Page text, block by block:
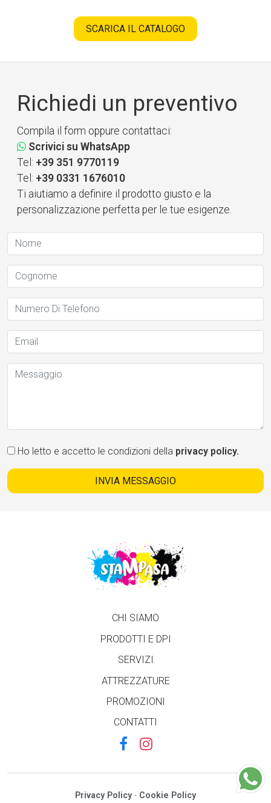
SCARICA IL CATALOGO
Richiedi un preventivo
Compila il form oppure contattaci:
Scrivici su WhatsApp
Tel: +39 351 9770119
Tel: +39 0331 1676010
Ti aiutiamo a definire il prodotto giusto e la
personalizzazione perfetta per le tue esigenze.
Ho letto e accetto le condizioni della privacy policy.
INVIA MESSAGGIO
CHI SIAMO
PRODOTTI E DPI
SERVIZI
ATTREZZATURE
PROMOZIONI
CONTATTI
Privacy Policy- Cookie Policy